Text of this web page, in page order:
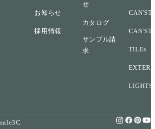
お知らせ
採用情報
せ
カタログ
サンプル請
求
TILEs
LIGHTS
3C